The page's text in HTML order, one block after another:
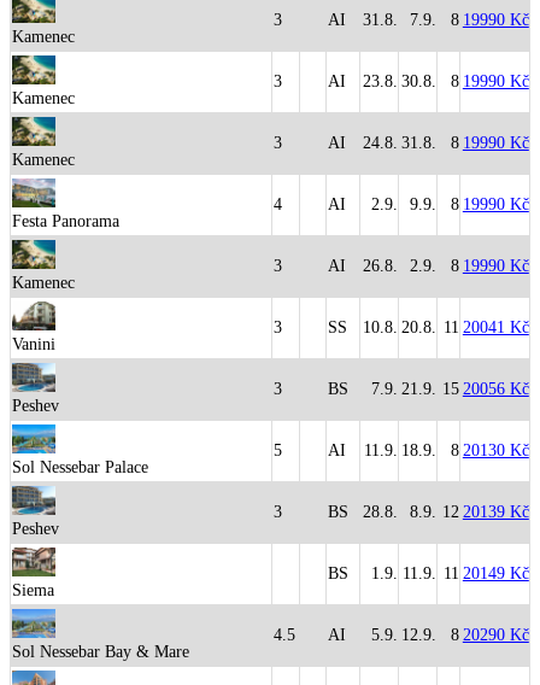
Kamenec
3 AI 31.8. 7.9. 8 19990 Kč
Kamenec
3 AI 23.8. 30.8. 8 19990 Kč
Kamenec
3 AI 24.8. 31.8. 8 19990 Kč
Festa Panorama
4 AI 2.9. 9.9. 8 19990 Kč
Kamenec
3 AI 26.8. 2.9. 8 19990 Kč
Vanini
3 SS 10.8. 20.8. 11 20041 Kč
Peshev
3 BS 7.9. 21.9. 15 20056 Kč
Sol Nessebar Palace
5 AI 11.9. 18.9. 8 20130 Kč
Peshev
3 BS 28.8. 8.9. 12 20139 Kč
Siema
BS 1.9. 11.9. 11 20149 Kč
Sol Nessebar Bay & Mare
4.5 AI 5.9. 12.9. 8 20290 Kč